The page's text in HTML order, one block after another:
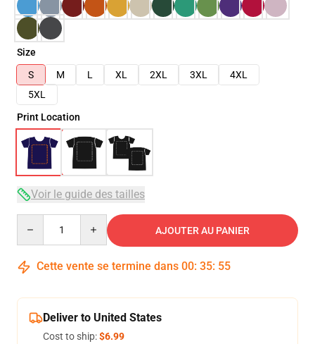
Size
S
M L XL 2XL 3XL
4XL
5XL
Print Location
Voir le guide des tailles
AJOUTER AU PANIER
Cette vente se termine dans 00: 35: 54
Deliver to United States
Cost to ship:$6.99